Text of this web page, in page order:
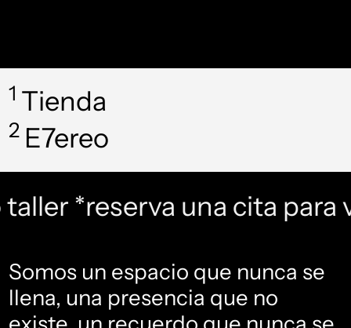
1 Tienda
2 E7ereo
*reserva una cita para
Somos un espacio que nunca se
llena, una presencia que no